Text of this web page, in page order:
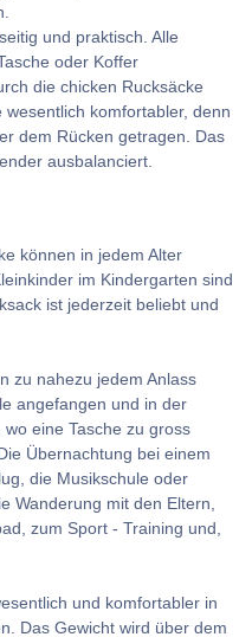
und praktisch. Alle
oder Koffer
die chicken Rucksäcke
komfortabler, denn
dem Rücken getragen. Das
ausbalanciert.
können in jedem Alter
im Kindergarten sind
ist jederzeit beliebt und
zu nahezu jedem Anlass
angefangen und in der
eine Tasche zu gross
Übernachtung bei einem
die Musikschule oder
Wanderung mit den Eltern,
zum Sport - Training und,
und komfortabler in
Das Gewicht wird über dem